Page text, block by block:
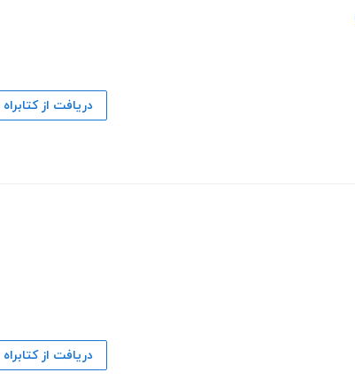
دریافت از کتابراه
دریافت از کتابراه